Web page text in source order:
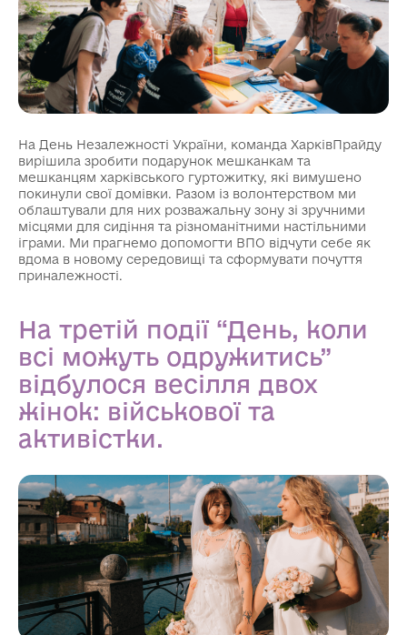
На День Незалежності України, команда ХарківПрайду
вирішила зробити подарунок мешканкам та
мешканцям харківського гуртожитку, які вимушено
покинули свої домівки. Разом із волонтерством ми
облаштували для них розважальну зону зі зручними
місцями для сидіння та різноманітними настільними
іграми. Ми прагнемо допомогти ВПО відчути себе як
вдома в новому середовищі та сформувати почуття
приналежності.
На третій події “День, коли
всі можуть одружитись”
відбулося весілля двох
жінок: військової та
активістки.